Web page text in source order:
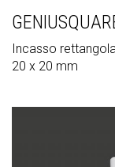
Incasso
20 x 20 mm